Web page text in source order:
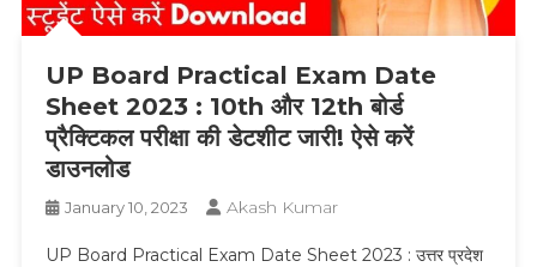
UP Board Practical Exam Date
Sheet 2023 : 10th और 12th बोर्ड
प्रैक्टिकल परीक्षा की डेटशीट जारी! ऐसे करें
डाउनलोड
January 10, 2023 Akash Kumar
UP Board Practical Exam Date Sheet 2023 : उत्तर प्रदेश